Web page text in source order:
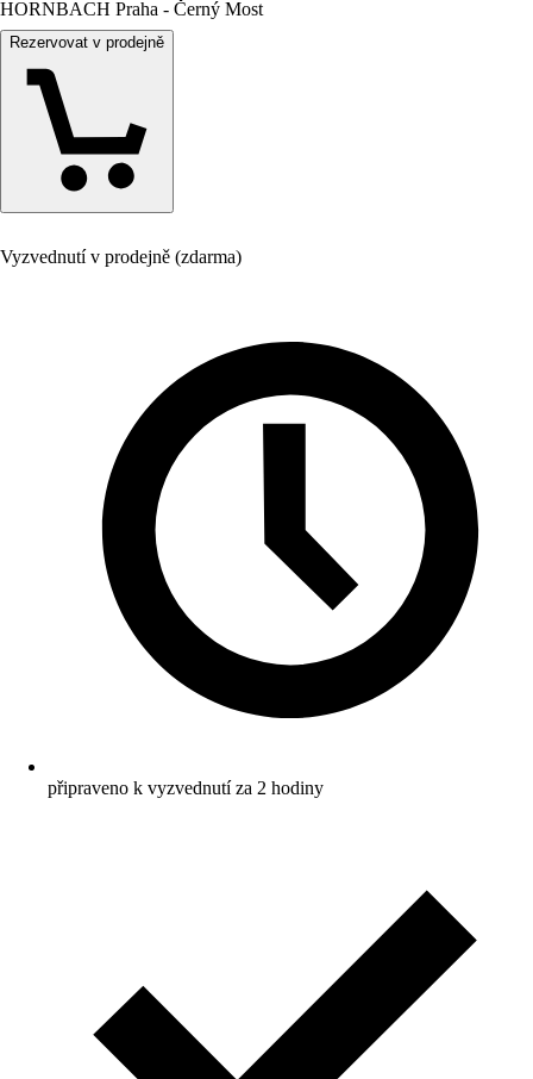
HORNBACH Praha - Černý Most
Rezervovat v prodejně
Vyzvednutí v prodejně (zdarma)
připraveno k vyzvednutí za 2 hodiny